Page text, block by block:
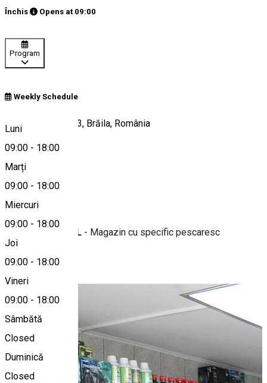
Închis Opens at 09:00
Program
Weekly Schedule
Luni
09:00 - 18:00
Marți
09:00 - 18:00
Miercuri
09:00 - 18:00
Joi
09:00 - 18:00
Vineri
09:00 - 18:00
Sâmbătă
Closed
Duminică
Closed
Strada Chișinău 33, Brăila, România
Hartă
Despre
RIVERTRANS SRL - Magazin cu specific pescaresc
Photo Gallery